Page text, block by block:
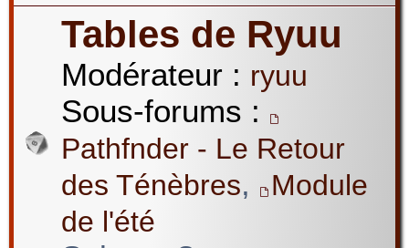
Tables de Ryuu
Modérateur : ryuu
Sous-forums :
Pathfnder - Le Retour
des Ténèbres,
Module
de l'été